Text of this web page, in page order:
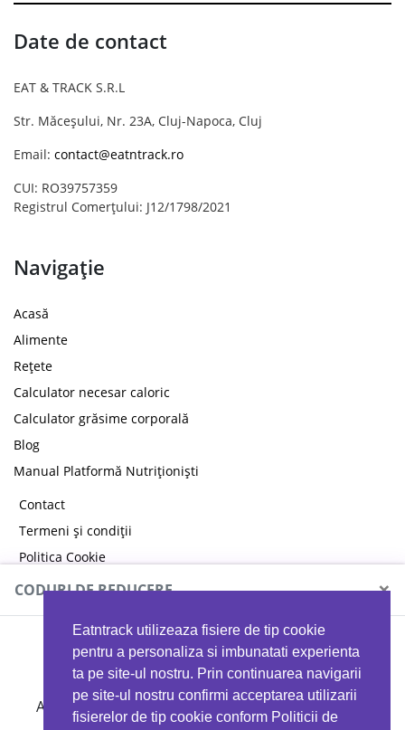
Eatntrack utilizeaza fisiere de tip cookie
pentru a personaliza si imbunatati experienta
ta pe site-ul nostru. Prin continuarea navigarii
pe site-ul nostru confirmi acceptarea utilizarii
fisierelor de tip cookie conform Politicii de
Date de contact
EAT & TRACK S.R.L
Str. Măceșului, Nr. 23A, Cluj-Napoca, Cluj
Email: contact@eatntrack.ro
CUI: RO39757359
Registrul Comerțului: J12/1798/2021
Navigație
Acasă
Alimente
Rețete
Calculator necesar caloric
Calculator grăsime corporală
Blog
Manual Platformă Nutriționiști
Contact
Termeni și condiții
Politica Cookie
Politica de confidențialitate
CODURI DE REDUCERE ×
MYPROTEIN
Ai 40%reducere la orice comandă folosind codul